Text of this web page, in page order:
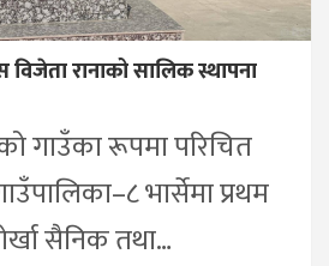
विजेता रानाको सालिक स्थापना
गाउँका रूपमा परिचित
भार्सेमा प्रथम
सैनिक तथा…